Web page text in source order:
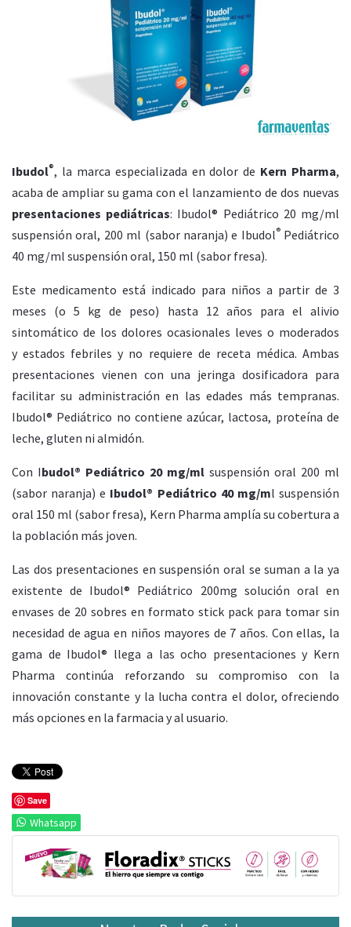
Ibudol®, la marca especializada en dolor de Kern Pharma,
acaba de ampliar su gama con el lanzamiento de dos nuevas
presentaciones pediátricas: Ibudol® Pediátrico 20 mg/ml
suspensión oral, 200 ml (sabor naranja) e Ibudol®Pediátrico
40 mg/ml suspensión oral, 150 ml (sabor fresa).
Este medicamento está indicado para niños a partir de 3
meses (o 5 kg de peso) hasta 12 años para el alivio
sintomático de los dolores ocasionales leves o moderados
y estados febriles y no requiere de receta médica. Ambas
presentaciones vienen con una jeringa dosificadora para
facilitar su administración en las edades más tempranas.
Ibudol® Pediátrico no contiene azúcar, lactosa, proteína de
leche, gluten ni almidón.
Con Ibudol® Pediátrico 20 mg/ml suspensión oral 200 ml
(sabor naranja) e Ibudol® Pediátrico 40 mg/ml suspensión
oral 150 ml (sabor fresa), Kern Pharma amplía su cobertura a
la población más joven.
Las dos presentaciones en suspensión oral se suman a la ya
existente de Ibudol® Pediátrico 200mg solución oral en
envases de 20 sobres en formato stick pack para tomar sin
necesidad de agua en niños mayores de 7 años. Con ellas, la
gama de Ibudol® llega a las ocho presentaciones y Kern
Pharma continúa reforzando su compromiso con la
innovación constante y la lucha contra el dolor, ofreciendo
más opciones en la farmacia y al usuario.
Save
Whatsapp